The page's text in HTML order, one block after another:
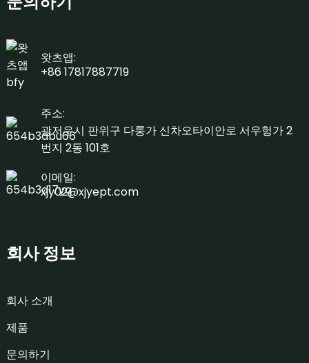
왓츠앱:
+86 17817887719
주소:
광저우시 판위구 다룽가 신차오타이안로 서우헝가 2
번지 2동 101호
이메일:
xjy02@xjyept.com
회사 정보
회사 소개
제품
문의하기